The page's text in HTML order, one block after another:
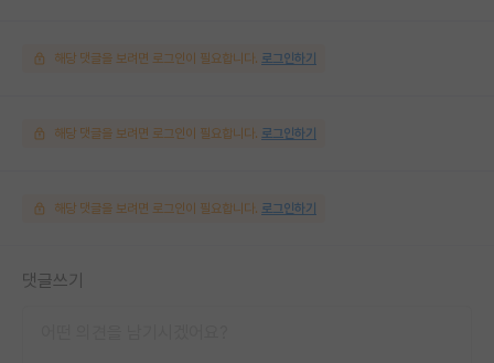
해당 댓글을 보려면 로그인이 필요합니다. 로그인하기
해당 댓글을 보려면 로그인이 필요합니다. 로그인하기
해당 댓글을 보려면 로그인이 필요합니다. 로그인하기
댓글쓰기